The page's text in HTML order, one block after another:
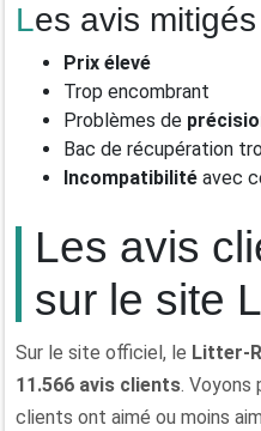
Les avis mitigés
Prix élevé
Trop encombrant
Problèmes de
Bac de récupération
Incompatibilité avec
Les avis
sur le site
Sur le site officiel, le Litter-
11.566 avis clients. Voyons
clients ont aimé ou moins